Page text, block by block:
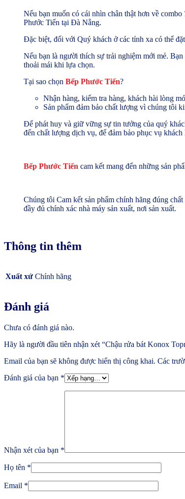
Nếu bạn muốn có cái nhìn chân thật hơn về combo
Phước Tiến tại Đà Nẵng.
Đặc biệt, đối với Quý khách ở các tỉnh xa có thể
Nếu bạn là người thích sự trải nghiệm mới mẻ. Bạn
thoải mái khi lựa chọn.
Tại sao chọn Bếp Phước Tiến?
Nhận hàng, kiểm tra hàng, khách hài lòng
Sản phẩm đảm bảo chất lượng vì chúng tôi
Để phát huy và giữ vững sự tin tưởng của quý
đến chất lượng dịch vụ, để đảm bảo phục vụ
Bếp Phước Tiến cam kết mang đến những sản
Chúng tôi Cam kết sản phẩm chính hãng đúng
đầy đủ chính xác nhà máy sản xuất, nơi sản xuất.
Thông tin thêm
Xuất xứ Chính hãng
Đánh giá
Chưa có đánh giá nào.
Hãy là người đầu tiên nhận xét “Chậu rửa bát Konox
Email của bạn sẽ không được hiển thị công khai. Các
Đánh giá của bạn *
Nhận xét của bạn *
Họ tên *
Email *